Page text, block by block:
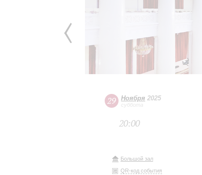
29 Ноября 2025
суббота
20:00
Большой зал
QR-код события